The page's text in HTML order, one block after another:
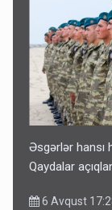
Əsgərlər hansı
Qaydalar
6 Avqust